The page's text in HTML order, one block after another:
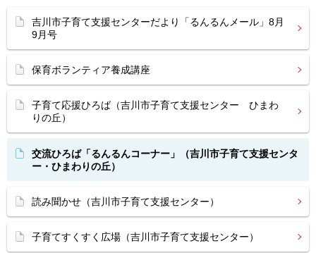
吉川市子育て支援センターだより「るんるんメール」8月
9月号
保育ボランティア養成講座
子育て応援ひろば（吉川市子育て支援センター ひまわ
りの丘）
交流ひろば「るんるんコーナー」（吉川市子育て支援センタ
ー・ひまわりの丘）
読み聞かせ（吉川市子育て支援センター）
子育てすくすく広場（吉川市子育て支援センター）